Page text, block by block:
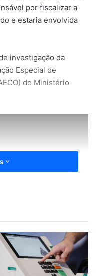
por fiscalizar a
e estaria envolvida
investigação da
Especial de
do Ministério
a distribuição de
de voto em dois
Federal e outro a